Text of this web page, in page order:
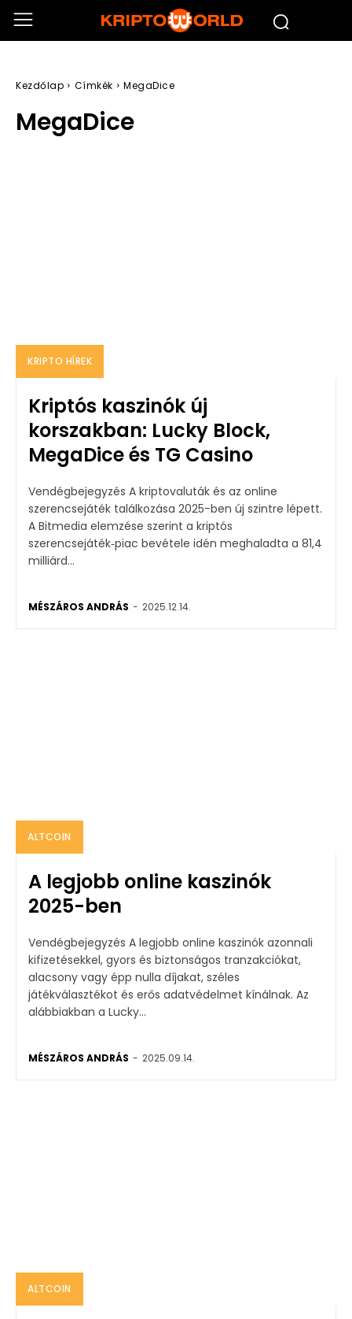
Kezdőlap Címkék MegaDice
MegaDice
KRIPTO HÍREK
Kriptós kaszinók új
korszakban: Lucky Block,
MegaDice és TG Casino
Vendégbejegyzés A kriptovaluták és az online
szerencsejáték találkozása 2025-ben új szintre lépett.
A Bitmedia elemzése szerint a kriptós
szerencsejáték‑piac bevétele idén meghaladta a 81,4
milliárd...
MÉSZÁROS ANDRÁS - 2025.12.14.
ALTCOIN
A legjobb online kaszinók
2025-ben
Vendégbejegyzés A legjobb online kaszinók azonnali
kifizetésekkel, gyors és biztonságos tranzakciókat,
alacsony vagy épp nulla díjakat, széles
játékválasztékot és erős adatvédelmet kínálnak. Az
alábbiakban a Lucky...
MÉSZÁROS ANDRÁS - 2025.09.14.
ALTCOIN